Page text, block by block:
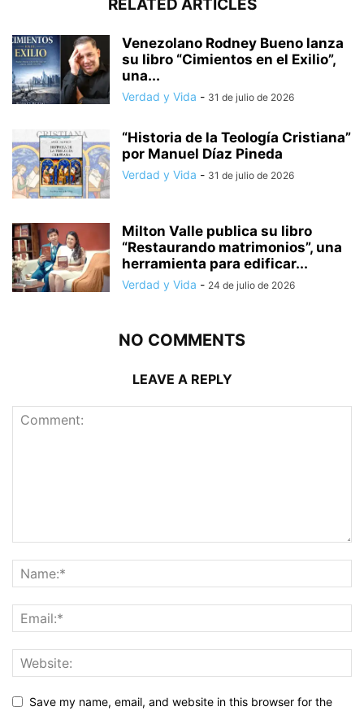
RELATED ARTICLES
Venezolano Rodney Bueno lanza
su libro “Cimientos en el Exilio”,
una...
Verdad y Vida - 31 de julio de 2026
“Historia de la Teología Cristiana”
por Manuel Díaz Pineda
Verdad y Vida - 31 de julio de 2026
Milton Valle publica su libro
“Restaurando matrimonios”, una
herramienta para edificar...
Verdad y Vida - 24 de julio de 2026
NO COMMENTS
LEAVE A REPLY
Save my name, email, and website in this browser for the